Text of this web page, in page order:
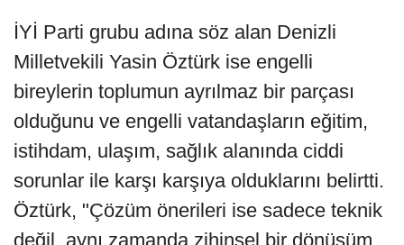
İYİ Parti grubu adına söz alan Denizli
Milletvekili Yasin Öztürk ise engelli
bireylerin toplumun ayrılmaz bir parçası
olduğunu ve engelli vatandaşların eğitim,
istihdam, ulaşım, sağlık alanında ciddi
sorunlar ile karşı karşıya olduklarını belirtti.
Öztürk, "Çözüm önerileri ise sadece teknik
değil, aynı zamanda zihinsel bir dönüşüm